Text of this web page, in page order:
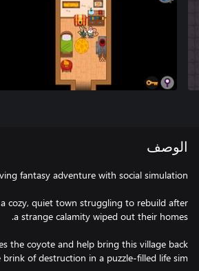
الوصف
cozy, quiet town struggling to rebuild after
the coyote and help bring this village back
of destruction in a puzzle-filled life sim!